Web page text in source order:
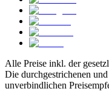
Alle Preise inkl. der
Die durchgestrichenen
unverbindlichen